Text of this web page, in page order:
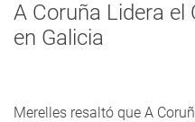
A Coruña Lidera
en Galicia
Merelles resaltó que A